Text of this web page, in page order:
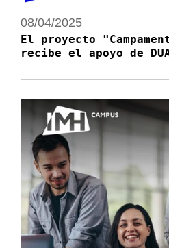
08/04/2025
El proyecto
recibe el apoyo de